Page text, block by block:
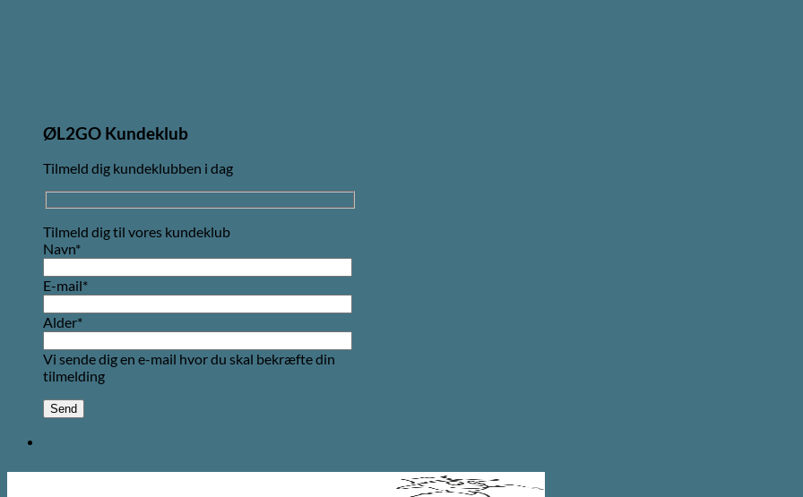
ØL2GO Kundeklub
Tilmeld dig kundeklubben i dag
Tilmeld dig til vores kundeklub
Navn*
E-mail*
Alder*
Vi sende dig en e-mail hvor du skal bekræfte din
tilmelding